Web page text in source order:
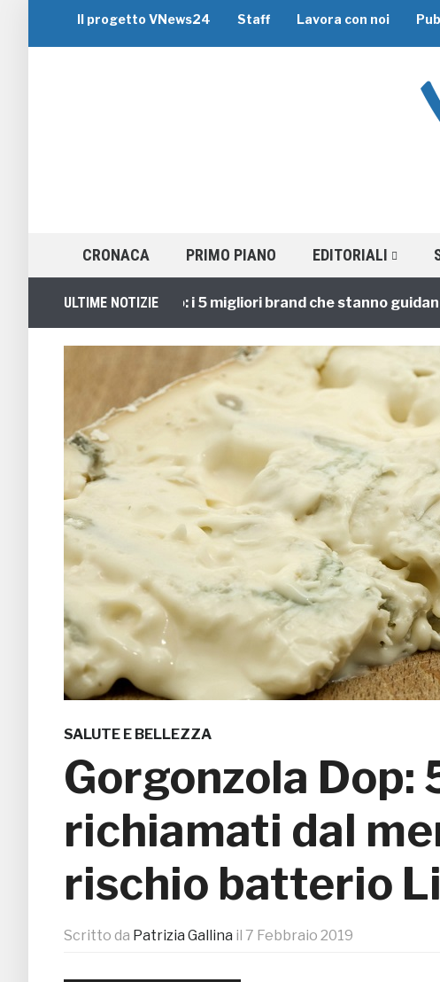
Il progetto VNews24 Staff Lavora con noi
CRONACA PRIMO PIANO EDITORIALI
ULTIME NOTIZIE
Viaggi di Gruppo: i 5 migliori brand che stanno guidando il
SALUTE E BELLEZZA
Gorgonzola Dop:
richiamati dal
rischio batterio
Scritto da Patrizia Gallina il 7 Febbraio 2019